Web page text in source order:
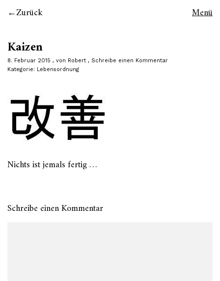
Zurück Menü
Kaizen
8. Februar 2015 von Robert
Schreibe einen Kommentar
Kategorie: Lebensordnung
Nichts ist jemals fertig …
Schreibe einen Kommentar